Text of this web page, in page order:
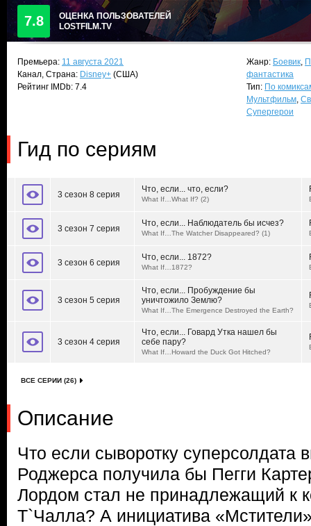
7.8
ОЦЕНКА ПОЛЬЗОВАТЕЛЕЙ
LOSTFILM.TV
Премьера: 11 августа 2021
Канал, Страна: Disney+ (США)
Рейтинг IMDb: 7.4
Жанр: Боевик,
фантастика
Тип: По
Мультфильм,
Супергерои
Гид по сериям
3 сезон 8 серия
Что, если... что, если?
What If…What If? (2)
3 сезон 7 серия
Что, если... Наблюдатель бы исчез?
What If…The Watcher Disappeared? (1)
3 сезон 6 серия
Что, если... 1872?
What If…1872?
3 сезон 5 серия
Что, если... Пробуждение бы
уничтожило Землю?
What If…The Emergence Destroyed the Earth?
3 сезон 4 серия
Что, если... Говард Утка нашел бы
себе пару?
What If…Howard the Duck Got Hitched?
ВСЕ СЕРИИ (26)
Описание
Что если сыворотку суперсолдата
Роджерса получила бы Пегги
Лордом стал не принадлежащий к
Т`Чалла? А инициатива